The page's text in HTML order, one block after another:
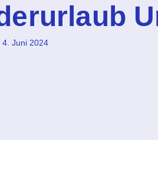
4. Juni 2024